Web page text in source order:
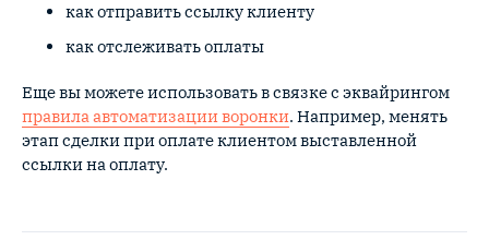
как отправить ссылку клиенту
как отслеживать оплаты
Еще вы можете использовать в связке с эквайрингом
правила автоматизации воронки. Например, менять
этап сделки при оплате клиентом выставленной
ссылки на оплату.